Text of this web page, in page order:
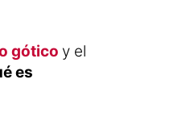
gótico y el
es